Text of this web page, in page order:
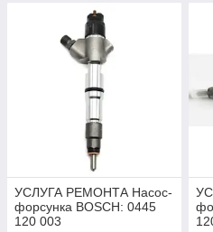
УСЛУГА РЕМОНТА Насос-
форсунка BOSCH: 0445
120 003